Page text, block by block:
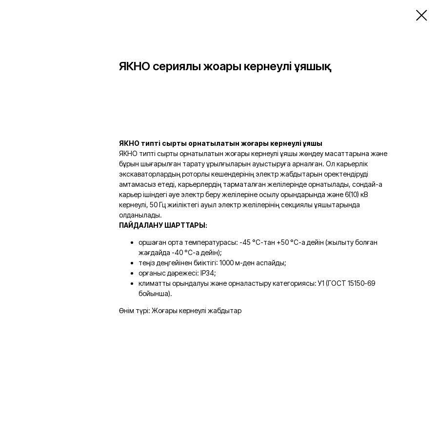
ЯКНО сериялы жоғары кернеулі ұяшық
ЯКНО типті сыртқы орнатылатын жоғары кернеулі ұяшық
ЯКНО типті сыртқы орнатылатын жоғары кернеулі ұяшық жөндеу мақсаттарына және
бұрын шығарылған тарату құрылғыларын ауыстыруға арналған. Ол карьерлік
экскаваторлардың роторлы кешендерінің электр жабдықтарын қоректендіруді
қамтамасыз етеді, карьерлердің тармақталған желілерінде орнатылады, сондай-ақ
карьер ішіндегі әуе электр беру желілеріне қосылу орындарында және 6(10) кВ
кернеулі, 50 Гц жиіліктегі ауыл электр желілерінің секциялық ұяшықтарында
қолданылады.
ПАЙДАЛАНУ ШАРТТАРЫ:
қоршаған орта температурасы: -45 °C-тан +50 °C-қа дейін (жылыту болған
жағдайда -40 °C-қа дейін);
теңіз деңгейінен биіктігі: 1000 м-ден аспайды;
қорғаныс дәрежесі: IP34;
климаттық орындалуы және орналастыру категориясы: У1 (ГОСТ 15150-69
бойынша).
Өнім түрі: Жоғары кернеулі жабдықтар